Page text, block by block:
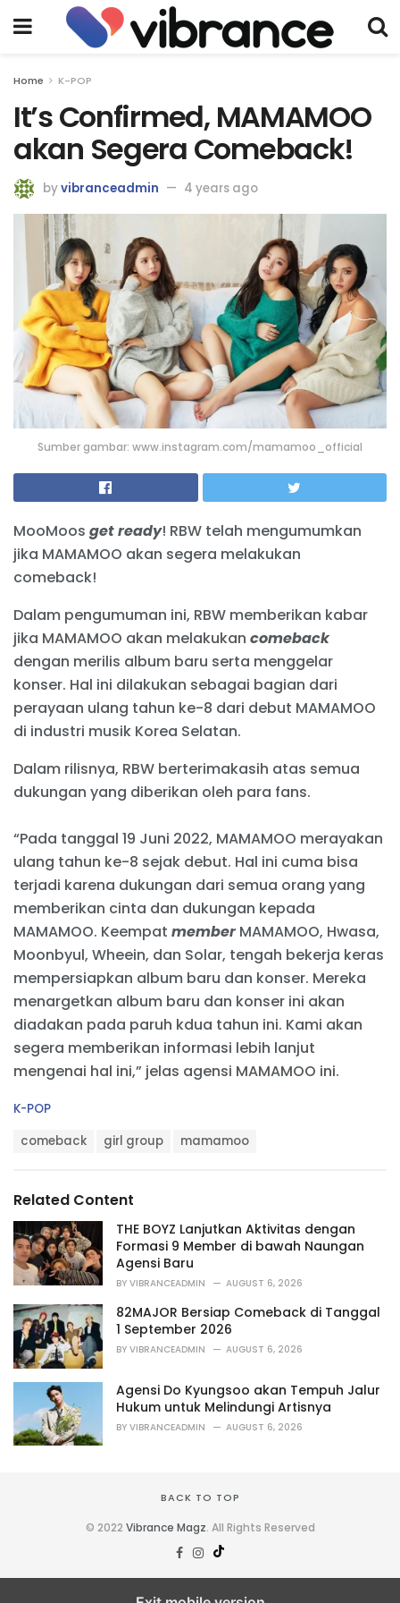
Home K-POP
It’s Confirmed, MAMAMOO
akan Segera Comeback!
byvibranceadmin 4 years ago
Sumber gambar: www.instagram.com/mamamoo_official
MooMoos get ready! RBW telah mengumumkan
jika MAMAMOO akan segera melakukan
comeback!
Dalam pengumuman ini, RBW memberikan kabar
jika MAMAMOO akan melakukan comeback
dengan merilis album baru serta menggelar
konser. Hal ini dilakukan sebagai bagian dari
perayaan ulang tahun ke-8 dari debut MAMAMOO
di industri musik Korea Selatan.
Dalam rilisnya, RBW berterimakasih atas semua
dukungan yang diberikan oleh para fans.
“Pada tanggal 19 Juni 2022, MAMAMOO merayakan
ulang tahun ke-8 sejak debut. Hal ini cuma bisa
terjadi karena dukungan dari semua orang yang
memberikan cinta dan dukungan kepada
MAMAMOO. Keempat memberMAMAMOO, Hwasa,
Moonbyul, Wheein, dan Solar, tengah bekerja keras
mempersiapkan album baru dan konser. Mereka
menargetkan album baru dan konser ini akan
diadakan pada paruh kdua tahun ini. Kami akan
segera memberikan informasi lebih lanjut
mengenai hal ini,” jelas agensi MAMAMOO ini.
C
r
i
e
s
:
K-POP
:
comeback girl group mamamoo
Related Content
THE BOYZ Lanjutkan Aktivitas dengan
Formasi 9 Member di bawah Naungan
Agensi Baru
BY VIBRANCEADMIN AUGUST 6, 2026
82MAJOR Bersiap Comeback di Tanggal
1 September 2026
BY VIBRANCEADMIN AUGUST 6, 2026
Agensi Do Kyungsoo akan Tempuh Jalur
Hukum untuk Melindungi Artisnya
BY VIBRANCEADMIN AUGUST 6, 2026
BACK TO TOP
© 2022 Vibrance Magz. All Rights Reserved